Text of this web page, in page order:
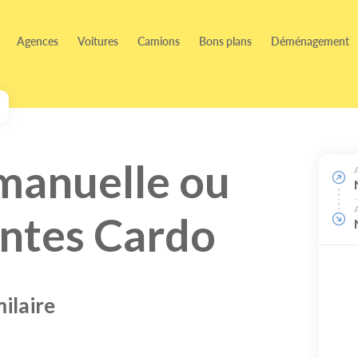
Agences Voitures Camions Bons plans Déménagement
ou
Cardo